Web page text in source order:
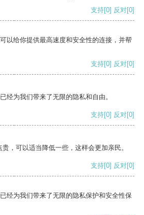
支持[0] 反对[0]
以给你提供最高速度和安全性的连接，并帮
支持[0] 反对[0]
经为我们带来了无限的隐私和自由。
支持[0] 反对[0]
，可以适当降低一些，这样会更加亲民。
支持[0] 反对[0]
经为我们带来了无限的隐私保护和安全性保